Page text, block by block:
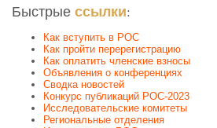
Быстрые ссылки:
Как вступить в РОС
Как пройти перерегистрацию
Как оплатить членские взносы
Объявления о конференциях
Сводка новостей
Конкурс публикаций РОС-2023
Исследовательские комитеты
Региональные отделения